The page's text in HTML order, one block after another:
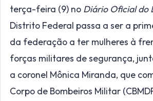
terça-feira (9) no Diário Oficial do
Distrito Federal passa a ser a
da federação a ter mulheres à
forças militares de segurança,
a coronel Mônica Miranda, que
Corpo de Bombeiros Militar